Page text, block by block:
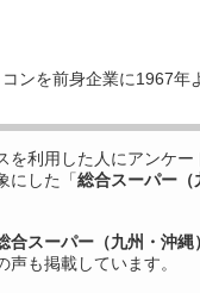
ンを前身企業に1967年
を利用した 人にアンケー
にした「総合スーパー（
合スーパー（九州・沖縄）
も掲載しています。